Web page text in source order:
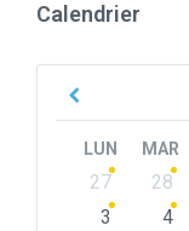
Calendrier
Previous
LUN MAR
Skip
calendar
27 28
3
4